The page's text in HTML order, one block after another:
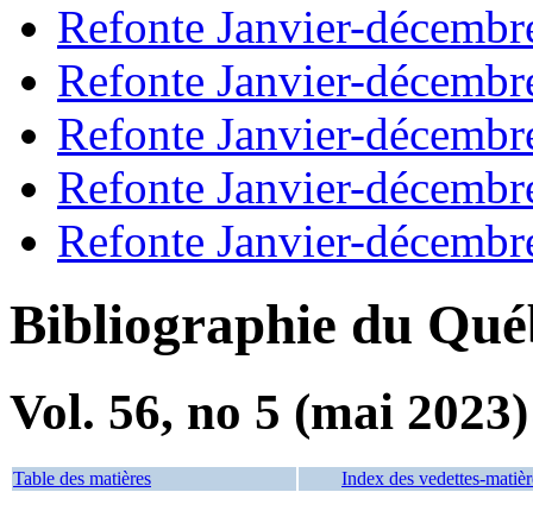
Refonte Janvier-
Refonte Janvier-
Refonte Janvier-
Refonte Janvier-
Refonte Janvier-
Bibliographie du
Vol. 56, no 5 (mai 2023)
Table des matières Index des vedettes-